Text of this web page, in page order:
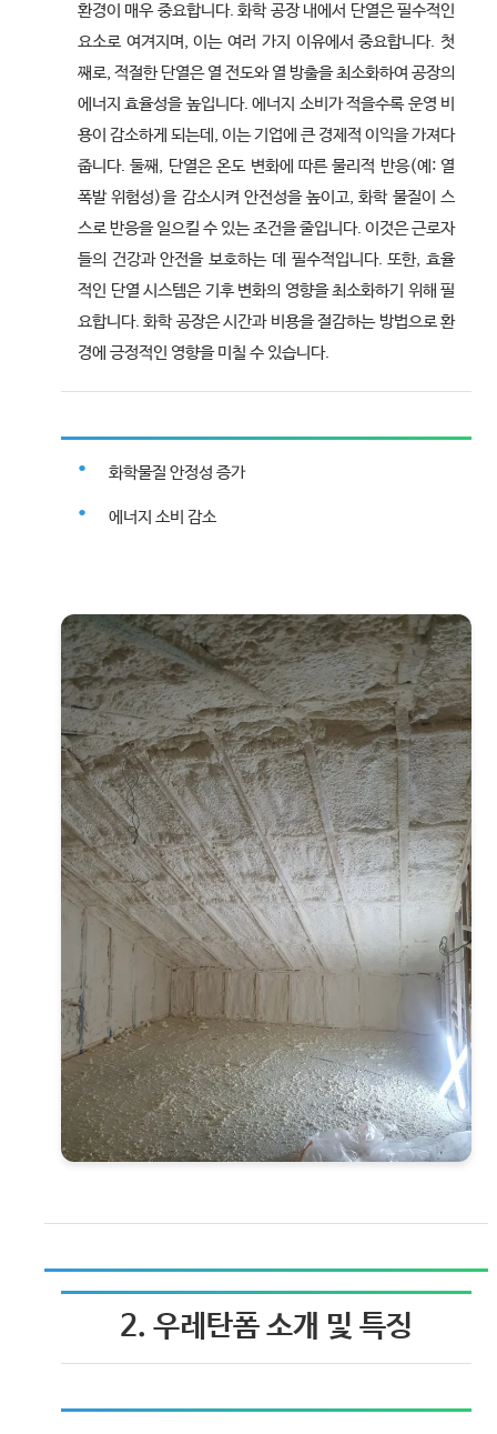
환경이 매우 중요합니다. 화학 공장 내에서 단열은 필수적인
요소로 여겨지며, 이는 여러 가지 이유에서 중요합니다. 첫
째로, 적절한 단열은 열 전도와 열 방출을 최소화하여 공장의
에너지 효율성을 높입니다. 에너지 소비가 적을수록 운영 비
용이 감소하게 되는데, 이는 기업에 큰 경제적 이익을 가져다
줍니다. 둘째, 단열은 온도 변화에 따른 물리적 반응(예: 열
폭발 위험성)을 감소시켜 안전성을 높이고, 화학 물질이 스
스로 반응을 일으킬 수 있는 조건을 줄입니다. 이것은 근로자
들의 건강과 안전을 보호하는 데 필수적입니다. 또한, 효율
적인 단열 시스템은 기후 변화의 영향을 최소화하기 위해 필
요합니다. 화학 공장은 시간과 비용을 절감하는 방법으로 환
경에 긍정적인 영향을 미칠 수 있습니다.
화학물질 안정성 증가
에너지 소비 감소
2. 우레탄폼 소개 및 특징